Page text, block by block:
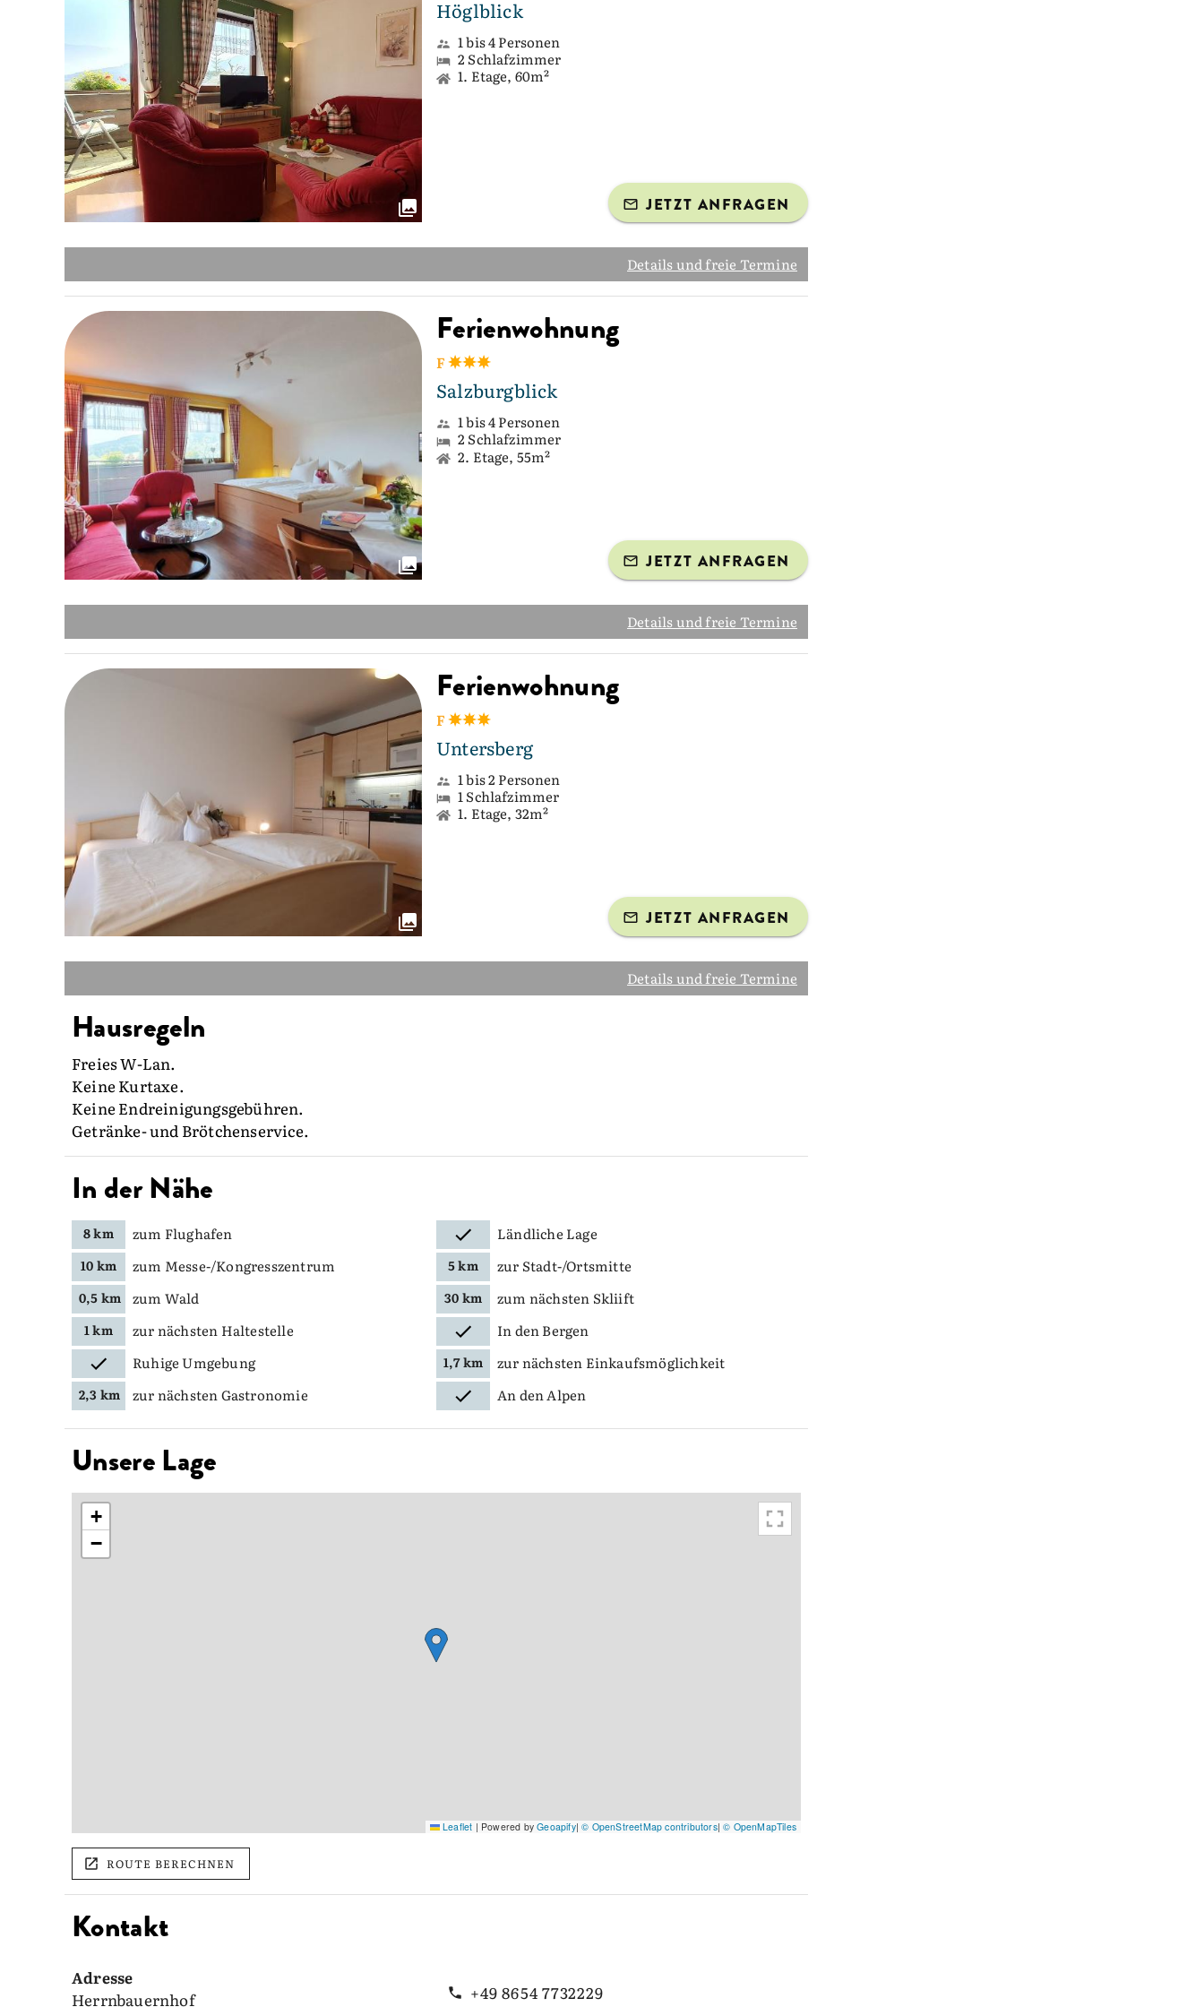
Höglblick
1 bis 4 Personen
2 Schlafzimmer
1. Etage, 60m²
JETZT ANFRAGEN
Details und freie Termine
Ferienwohnung
F
Salzburgblick
1 bis 4 Personen
2 Schlafzimmer
2. Etage, 55m²
JETZT ANFRAGEN
Details und freie Termine
Ferienwohnung
F
Untersberg
1 bis 2 Personen
1 Schlafzimmer
1. Etage, 32m²
JETZT ANFRAGEN
Details und freie Termine
Hausregeln
Freies W-Lan.
Keine Kurtaxe.
Keine Endreinigungsgebühren.
Getränke- und Brötchenservice.
In der Nähe
8 km zum Flughafen Ländliche Lage
10 km zum Messe-/Kongresszentrum 5 km zur Stadt-/Ortsmitte
0,5 km zum Wald 30 km zum nächsten Skliift
1 km zur nächsten Haltestelle
In den Bergen
Ruhige Umgebung
1,7 km zur nächsten Einkaufsmöglichkeit
2,3 km zur nächsten Gastronomie An den Alpen
Unsere Lage
+
−
Leaflet | Powered byGeoapify|© OpenStreetMap contributors|© OpenMapTiles
ROUTE BERECHNEN
Kontakt
Adresse
Herrnbauernhof
+49 8654 7732229